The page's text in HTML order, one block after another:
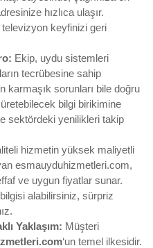
hızlıca ulaşır.
keyfinizi geri
Ekip, uydu sistemleri
tecrübesine sahip
karmaşık sorunları bile doğru
bilgi birikimine
sektördeki yenilikleri takip
hizmetin yüksek maliyetli
esmauyduhizmetleri.com,
ve uygun fiyatlar sunar.
alabilirsiniz, sürpriz
Yaklaşım: Müşteri
‘un temel ilkesidir.